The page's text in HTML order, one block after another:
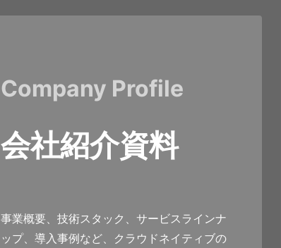
Company Profile
会社紹介資料
事業概要、技術スタック、サービスラインナ
ップ、導入事例など、クラウドネイティブの